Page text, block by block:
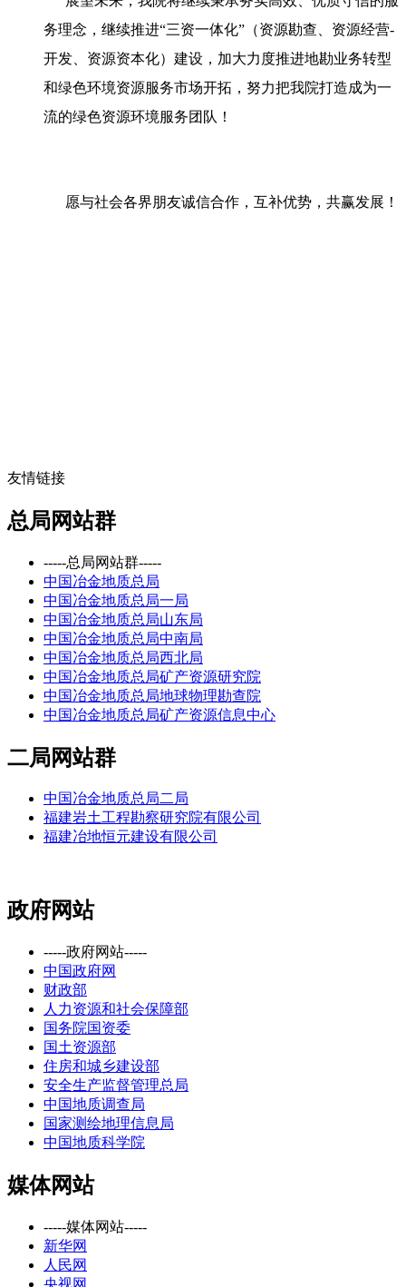
务理念，继续推进“三资一体化”（资源勘查、资源经营-
开发、资源资本化）建设，加大力度推进地勘业务转型
和绿色环境资源服务市场开拓，努力把我院打造成为一
流的绿色资源环境服务团队！
愿与社会各界朋友诚信合作，互补优势，共赢发展！
友情链接
总局网站群
-----总局网站群-----
中国冶金地质总局
中国冶金地质总局一局
中国冶金地质总局山东局
中国冶金地质总局中南局
中国冶金地质总局西北局
中国冶金地质总局矿产资源研究院
中国冶金地质总局地球物理勘查院
中国冶金地质总局矿产资源信息中心
二局网站群
中国冶金地质总局二局
福建岩土工程勘察研究院有限公司
福建冶地恒元建设有限公司
政府网站
-----政府网站-----
中国政府网
财政部
人力资源和社会保障部
国务院国资委
国土资源部
住房和城乡建设部
安全生产监督管理总局
中国地质调查局
国家测绘地理信息局
中国地质科学院
媒体网站
-----媒体网站-----
新华网
人民网
央视网